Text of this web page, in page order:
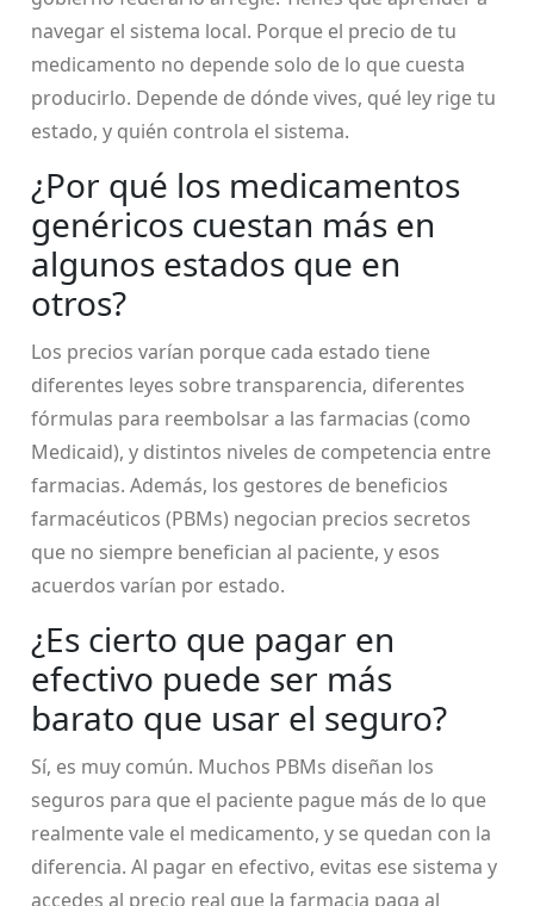
navegar el sistema local. Porque el precio de tu
medicamento no depende solo de lo que cuesta
producirlo. Depende de dónde vives, qué ley rige tu
estado, y quién controla el sistema.
¿Por qué los medicamentos
genéricos cuestan más en
algunos estados que en
otros?
Los precios varían porque cada estado tiene
diferentes leyes sobre transparencia, diferentes
fórmulas para reembolsar a las farmacias (como
Medicaid), y distintos niveles de competencia entre
farmacias. Además, los gestores de beneficios
farmacéuticos (PBMs) negocian precios secretos
que no siempre benefician al paciente, y esos
acuerdos varían por estado.
¿Es cierto que pagar en
efectivo puede ser más
barato que usar el seguro?
Sí, es muy común. Muchos PBMs diseñan los
seguros para que el paciente pague más de lo que
realmente vale el medicamento, y se quedan con la
diferencia. Al pagar en efectivo, evitas ese sistema y
accedes al precio real que la farmacia paga al